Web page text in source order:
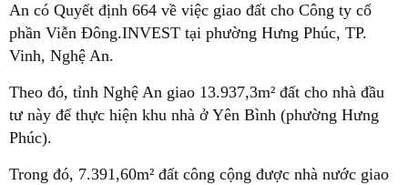
An có Quyết định 664 về việc giao đất cho Công ty cổ
phần Viễn Đông.INVEST tại phường Hưng Phúc, TP.
Vinh, Nghệ An.
Theo đó, tỉnh Nghệ An giao 13.937,3m² đất cho nhà đầu
tư này để thực hiện khu nhà ở Yên Bình (phường Hưng
Phúc).
Trong đó, 7.391,60m² đất công cộng được nhà nước giao